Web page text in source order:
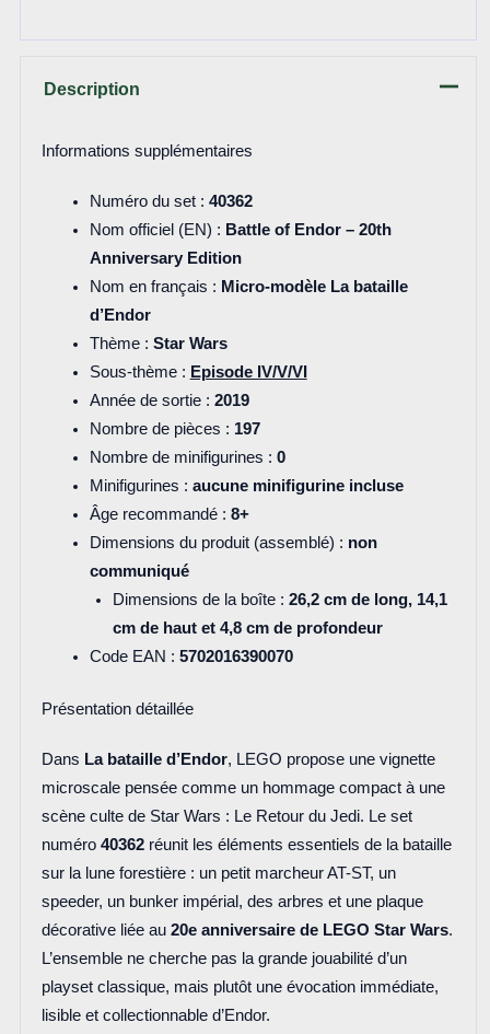
Description
Informations supplémentaires
Numéro du set : 40362
Nom officiel (EN) : Battle of Endor – 20th
Anniversary Edition
Nom en français : Micro-modèle La bataille
d’Endor
Thème : Star Wars
Sous-thème : Episode IV/V/VI
Année de sortie : 2019
Nombre de pièces : 197
Nombre de minifigurines : 0
Minifigurines : aucune minifigurine incluse
Âge recommandé : 8+
Dimensions du produit (assemblé) : non
communiqué
Dimensions de la boîte :26,2 cm de long, 14,1
cm de haut et 4,8 cm de profondeur
Code EAN : 5702016390070
Présentation détaillée
Dans La bataille d’Endor, LEGO propose une vignette
microscale pensée comme un hommage compact à une
scène culte de Star Wars : Le Retour du Jedi. Le set
numéro 40362réunit les éléments essentiels de la bataille
sur la lune forestière : un petit marcheur AT-ST, un
speeder, un bunker impérial, des arbres et une plaque
décorative liée au 20e anniversaire de LEGO Star Wars.
L’ensemble ne cherche pas la grande jouabilité d’un
playset classique, mais plutôt une évocation immédiate,
lisible et collectionnable d’Endor.